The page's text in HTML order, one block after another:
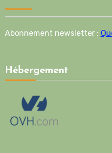
Abonnement newsletter :
Hébergement